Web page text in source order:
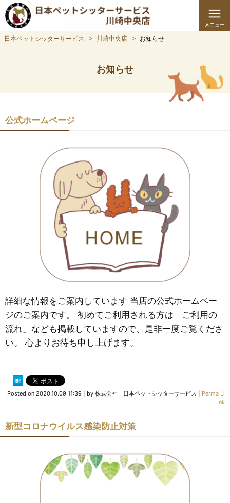
日本ペットシッターサービス 川崎中央店 お知らせ
お知らせ
公式ホームページ
詳細な情報をご案内しています 当店の公式ホームペー
ジのご案内です。 初めてご利用される方は「ご利用の
流れ」なども掲載していますので、是非一度ご覧くださ
い。 心よりお待ち申し上げます。
Posted on 2020.10.09 11:39 by 株式会社 日本ペットシッターサービス
Perma Li
nk
新型コロナウイルス感染防止対策